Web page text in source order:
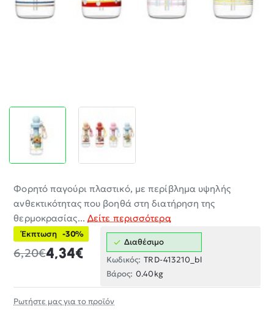
Φορητό παγούρι πλαστικό, με περίβλημα υψηλής
ανθεκτικότητας που βοηθά στη διατήρηση της
θερμοκρασίας... Δείτε περισσότερα
Έκπτωση -30%
4,34€
6,20€
Διαθέσιμο
Κωδικός: TRD-413210_bl
Βάρος: 0.40kg
Ρωτήστε μας για το προϊόν